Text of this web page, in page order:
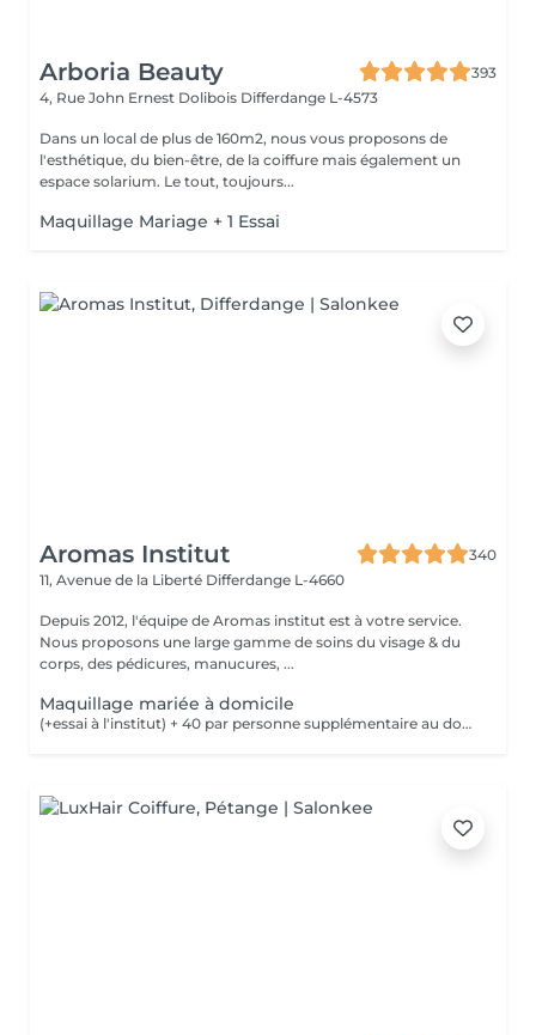
Arboria Beauty
393
4, Rue John Ernest Dolibois Differdange L-4573
Dans un local de plus de 160m2, nous vous proposons de
l'esthétique, du bien-être, de la coiffure mais également un
espace solarium. Le tout, toujours...
Maquillage Mariage + 1 Essai
Aromas Institut
340
11, Avenue de la Liberté Differdange L-4660
Depuis 2012, l'équipe de Aromas institut est à votre service.
Nous proposons une large gamme de soins du visage & du
corps, des pédicures, manucures, ...
Maquillage mariée à domicile
(+essai à l'institut) + 40 par personne supplémentaire au domicile de la mariée pour un maquillage le jour de la cérémonie Nous vous prions de bien vouloir respecter votre rendez-vous. En prenant rendez-vous, vous occupez une place, dont une autre personne aurait éventuellement besoin. Tout rendez-vous non annulé 24h en avance, est susceptible d'être facturé. (Si vous ne pouvez pas vous présenter à votre RDV, proposez-le éventuellement à un proche ou à un ami) Toute l'équipe de Aromas Institut vous remercie pour votre respect et votre compréhension.